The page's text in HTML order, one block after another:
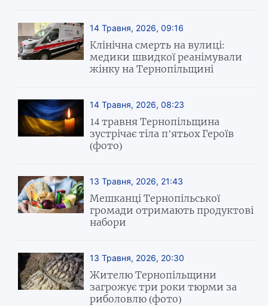
14 Травня, 2026, 09:16
Клінічна смерть на вулиці:
медики швидкої реанімували
жінку на Тернопільщині
14 Травня, 2026, 08:23
14 травня Тернопільщина
зустрічає тіла п’ятьох Героїв
(фото)
13 Травня, 2026, 21:43
Мешканці Тернопільської
громади отримають продуктові
набори
13 Травня, 2026, 20:30
Жителю Тернопільщини
загрожує три роки тюрми за
риболовлю (фото)